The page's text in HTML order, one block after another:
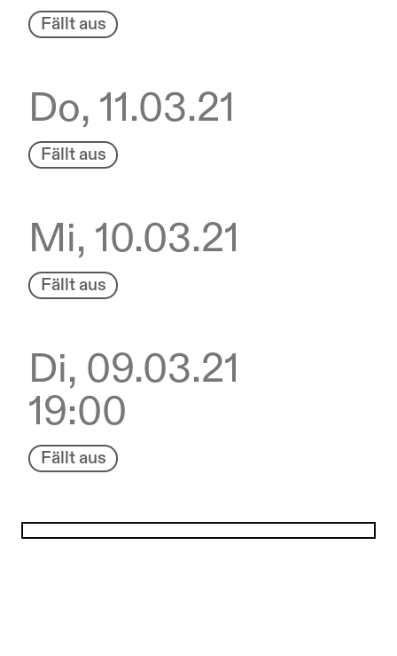
Fällt aus
Do, 11.03.21
Fällt aus
Mi, 10.03.21
Fällt aus
Di, 09.03.21
19:00
Fällt aus